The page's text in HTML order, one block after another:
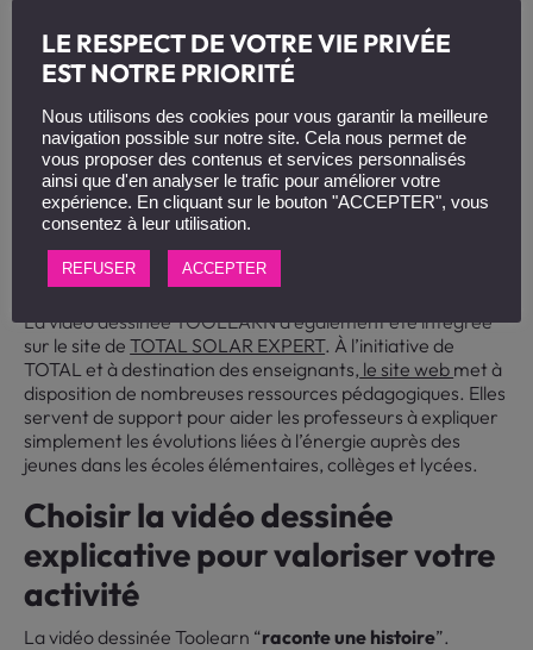
est injectée dans le réseau.
Les fournisseurs d’électricité achètent ces garanties
Pour tout MWh consommé, l’équivalent en électricité
renouvelable est injecté dans le réseau.
Notre vidéo dessinée pour Total
: une ressource pédagogique
pour sensibiliser les jeunes
La vidéo dessinée TOOLEARN a également été intégrée
sur le site deTOTAL SOLAR EXPERT. À l’initiative de
TOTAL et à destination des enseignants, le site web met à
disposition de nombreuses ressources pédagogiques. Elles
servent de support pour aider les professeurs à expliquer
simplement les évolutions liées à l’énergie auprès des
jeunes dans les écoles élémentaires, collèges et lycées.
Choisir la vidéo dessinée
explicative pour valoriser votre
activité
La vidéo dessinée Toolearn “raconte une histoire”.
LE RESPECT DE VOTRE VIE PRIVÉE
EST NOTRE PRIORITÉ
Nous utilisons des cookies pour vous garantir la meilleure
navigation possible sur notre site. Cela nous permet de
vous proposer des contenus et services personnalisés
ainsi que d'en analyser le trafic pour améliorer votre
expérience. En cliquant sur le bouton "ACCEPTER", vous
consentez à leur utilisation.
REFUSER ACCEPTER